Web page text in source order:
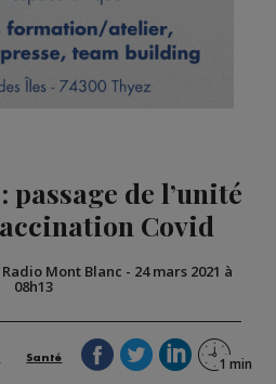
passage de l’unité
Covid
Mont Blanc - 24 mars 2021 à
08h13
Santé